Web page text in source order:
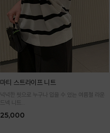
마티 스트라이프 니트
넉넉한 핏으로 누구나 입을 수 있는 여름철 라운
드넥 니트
입어요
25,000